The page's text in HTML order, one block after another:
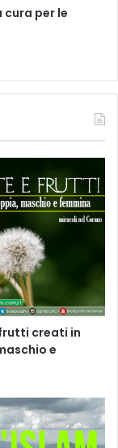
cura per le
creati in
e